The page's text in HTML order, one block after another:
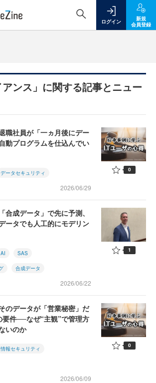
ログイン
新規
会員登録
アンス」に関する記事とニュー
職社員が「一ヵ月後にデー
動プログラムを仕込んでい
データセキュリティ
2026/06/29
0
合成データ」で先に予測、
ータでも人工的にモデリン
AI SAS
合成データ
2026/06/22
1
のデータが「営業秘密」だ
要件──なぜ“主観”で管理方
いのか
情報セキュリティ
2026/06/09
0